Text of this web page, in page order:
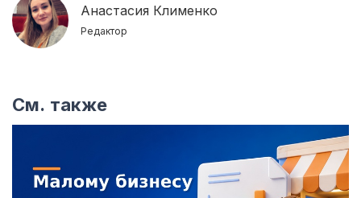
Анастасия Клименко
Редактор
См. также